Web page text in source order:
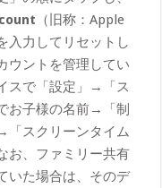
（旧称：Apple
入力してリセットし
ウントを管理してい
スで「設定」→「ス
お子様の名前→「制
「スクリーンタイム
お、ファミリー共有
いた場合は、そのデ